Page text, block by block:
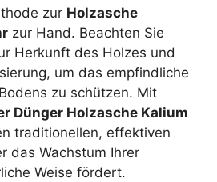
zur Holzasche
zur Hand. Beachten Sie
Herkunft des Holzes und
um das empfindliche
zu schützen. Mit
Dünger Holzasche Kalium
traditionellen, effektiven
das Wachstum Ihrer
Weise fördert.